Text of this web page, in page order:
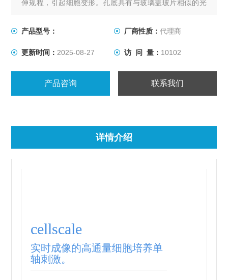
伸规程，引起细胞变形。孔底具有与玻璃盖玻片相似的光
菌，并且系统适合在实验室培养箱中进行长期细胞培养。
产品型号： 厂商性质： 代理商
更新时间： 2025-08-27 访 问 量： 10102
产品咨询 联系我们
详情介绍
cellscale
实时成像的高通量细胞培养单
轴刺激。